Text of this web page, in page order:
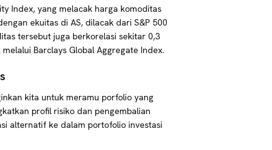
Index, yang melacak harga komoditas
ekuitas di AS, dilacak dari S&P 500
tersebut juga berkorelasi sekitar 0,3
Barclays Global Aggregate Index.
kita untuk meramu porfolio yang
profil risiko dan pengembalian
alternatif ke dalam portofolio investasi